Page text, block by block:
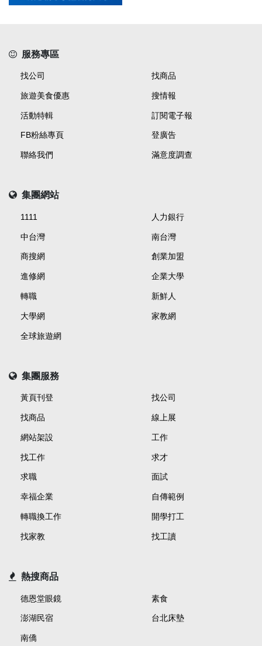
服務專區
找公司 找商品
旅遊美食優惠 搜情報
活動特輯 訂閱電子報
FB粉絲專頁 登廣告
聯絡我們 滿意度調查
集團網站
1111 人力銀行
中台灣 南台灣
商搜網 創業加盟
進修網 企業大學
轉職 新鮮人
大學網 家教網
全球旅遊網
集團服務
黃頁刊登 找公司
找商品 線上展
網站架設 工作
找工作 求才
求職 面試
幸福企業 自傳範例
轉職換工作 開學打工
找家教 找工讀
熱搜商品
德恩堂眼鏡 素食
澎湖民宿 台北床墊
南僑